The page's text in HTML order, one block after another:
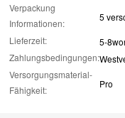
Verpackung
Informationen:
5
Lieferzeit:
5-
Zahlungsbedingungen:
Versorgungsmaterial-
Fähigkeit:
Pro